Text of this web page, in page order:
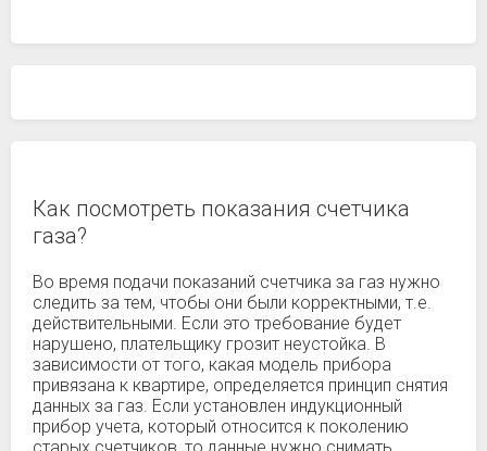
Как посмотреть показания счетчика
газа?
Во время подачи показаний счетчика за газ нужно
следить за тем, чтобы они были корректными, т.е.
действительными. Если это требование будет
нарушено, плательщику грозит неустойка. В
зависимости от того, какая модель прибора
привязана к квартире, определяется принцип снятия
данных за газ. Если установлен индукционный
прибор учета, который относится к поколению